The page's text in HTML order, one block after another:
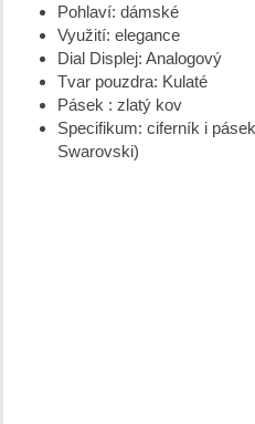
Pohlaví: dámské
Využití: elegance
Dial Displej: Analogový
Tvar pouzdra: Kulaté
Pásek : zlatý kov
Specifikum: ciferník i
Swarovski)